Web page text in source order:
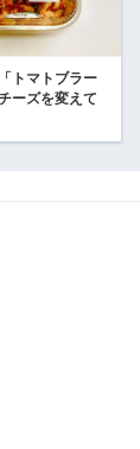
トマトブラー
ーズを変えて